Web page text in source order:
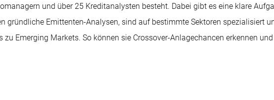
und über 25 Kreditanalysten besteht. Dabei gibt es eine klare
gründliche Emittenten-Analysen, sind auf bestimmte Sektoren spezialisiert
Emerging Markets. So können sie Crossover-Anlagechancen erkennen